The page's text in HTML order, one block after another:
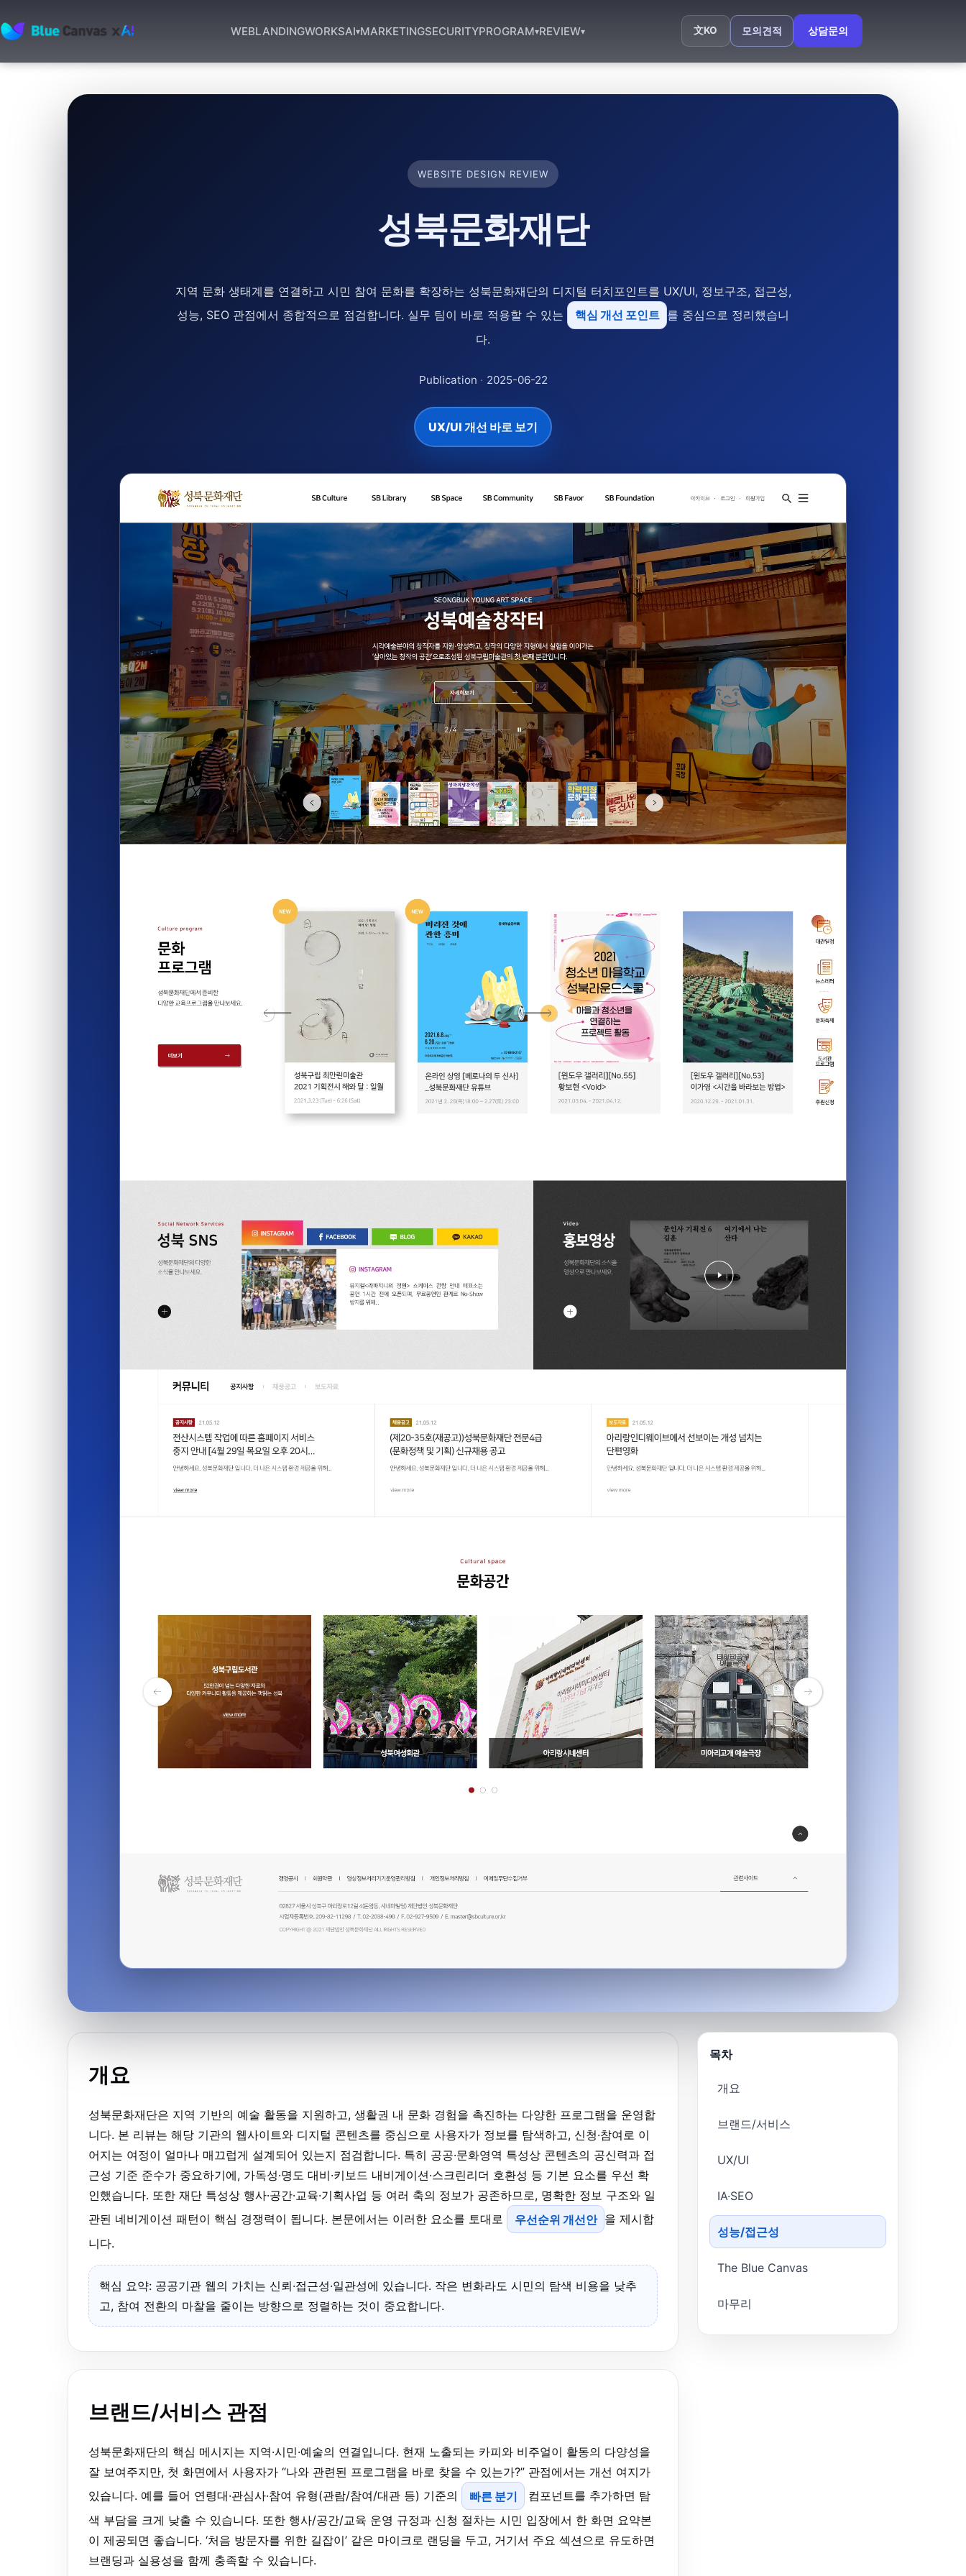
BLUECANVAS
WEBLANDINGWORKSAI▾MARKETINGSECURITYPROGRAM▾REVIEW▾ 文KO 모의견적 상담문의
WEBSITE DESIGN REVIEW
성북문화재단
지역 문화 생태계를 연결하고 시민 참여 문화를 확장하는 성북문화재단의 디지털 터치포인트를 UX/UI, 정보구조, 접근성,
성능, SEO 관점에서 종합적으로 점검합니다. 실무 팀이 바로 적용할 수 있는
핵심 개선 포인트 를 중심으로 정리했습니
다.
Publication · 2025-06-22
UX/UI 개선 바로 보기
개요
성북문화재단은 지역 기반의 예술 활동을 지원하고, 생활권 내 문화 경험을 촉진하는 다양한 프로그램을 운영합
니다. 본 리뷰는 해당 기관의 웹사이트와 디지털 콘텐츠를 중심으로 사용자가 정보를 탐색하고, 신청·참여로 이
어지는 여정이 얼마나 매끄럽게 설계되어 있는지 점검합니다. 특히 공공·문화영역 특성상 콘텐츠의 공신력과 접
근성 기준 준수가 중요하기에, 가독성·명도 대비·키보드 내비게이션·스크린리더 호환성 등 기본 요소를 우선 확
인했습니다. 또한 재단 특성상 행사·공간·교육·기획사업 등 여러 축의 정보가 공존하므로, 명확한 정보 구조와 일
관된 네비게이션 패턴이 핵심 경쟁력이 됩니다. 본문에서는 이러한 요소를 토대로
우선순위 개선안 을 제시합
니다.
핵심 요약: 공공기관 웹의 가치는 신뢰·접근성·일관성에 있습니다. 작은 변화라도 시민의 탐색 비용을 낮추
고, 참여 전환의 마찰을 줄이는 방향으로 정렬하는 것이 중요합니다.
브랜드/서비스 관점
성북문화재단의 핵심 메시지는 지역·시민·예술의 연결입니다. 현재 노출되는 카피와 비주얼이 활동의 다양성을
잘 보여주지만, 첫 화면에서 사용자가 “나와 관련된 프로그램을 바로 찾을 수 있는가?” 관점에서는 개선 여지가
있습니다. 예를 들어 연령대·관심사·참여 유형(관람/참여/대관 등) 기준의
빠른 분기
컴포넌트를 추가하면 탐
색 부담을 크게 낮출 수 있습니다. 또한 행사/공간/교육 운영 규정과 신청 절차는 시민 입장에서 한 화면 요약본
이 제공되면 좋습니다. ‘처음 방문자를 위한 길잡이’ 같은 마이크로 랜딩을 두고, 거기서 주요 섹션으로 유도하면
브랜딩과 실용성을 함께 충족할 수 있습니다.
목차
개요
브랜드/서비스
UX/UI
IA·SEO
성능/접근성
The Blue Canvas
마무리